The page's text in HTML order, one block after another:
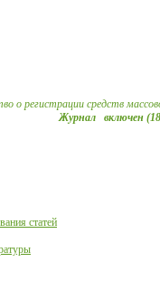
о регистрации средств
Журнал включен
статей